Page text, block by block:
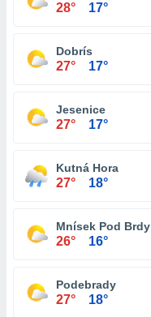
28° 17°
Dobrís
27° 17°
Jesenice
27° 17°
Kutná Hora
27° 18°
Mnísek Pod Brdy
26° 16°
Podebrady
27° 18°